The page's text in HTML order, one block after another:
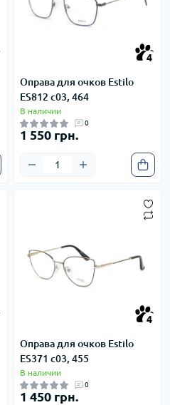
4
4
Оправа для очков Estilo
ES812 c03, 464
В наличии
0
1 550 грн.
4
4
Оправа для очков Estilo
ES371 c03, 455
В наличии
0
1 450 грн.